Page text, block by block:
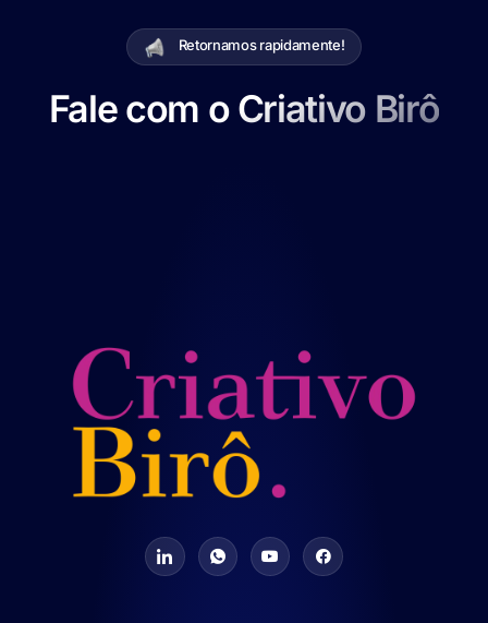
Retornamos rapidamente!
Fale com o Criativo Birô